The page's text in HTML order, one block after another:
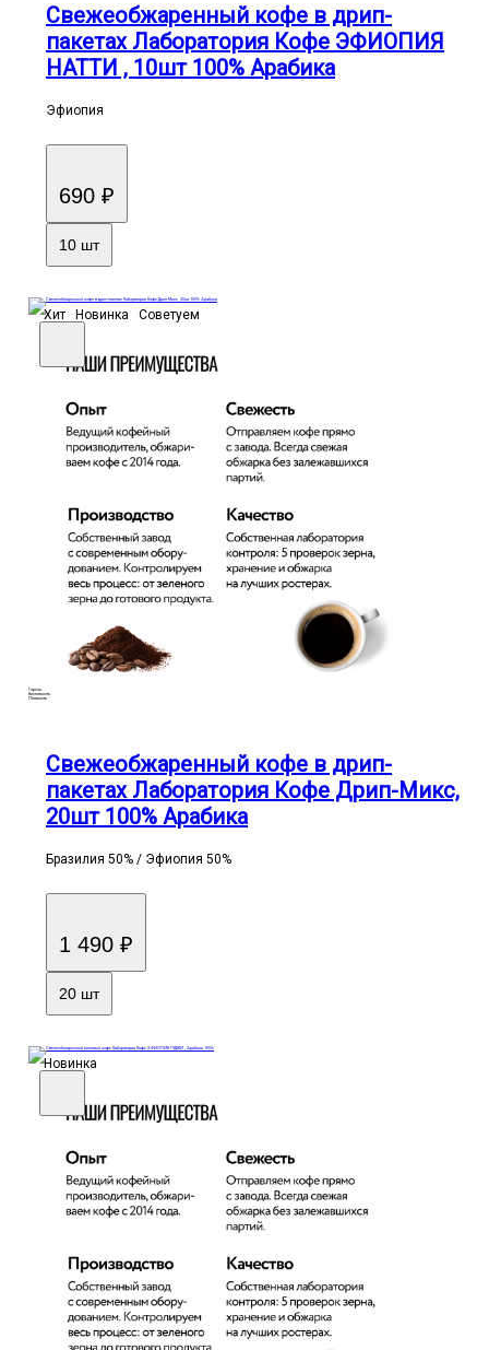
Свежеобжаренный кофе в дрип-
пакетах Лаборатория Кофе ЭФИОПИЯ
НАТТИ , 10шт 100% Арабика
Эфиопия
690 ₽
10 шт
Хит Новинка Советуем
Горечь
Кислотность
Плотность
Свежеобжаренный кофе в дрип-
пакетах Лаборатория Кофе Дрип-Микс,
20шт 100% Арабика
Бразилия 50% / Эфиопия 50%
1 490 ₽
20 шт
Новинка